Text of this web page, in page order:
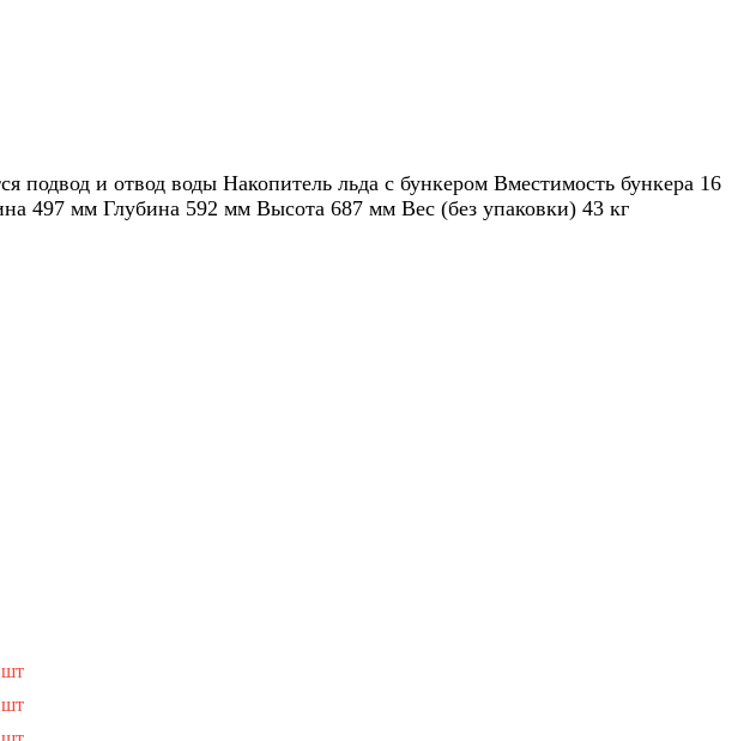
подвод и отвод воды Накопитель льда с бункером Вместимость бункера 16
497 мм Глубина 592 мм Высота 687 мм Вес (без упаковки) 43 кг